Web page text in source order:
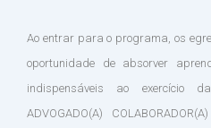
Ao entrar para o programa, os
oportunidade de absorver
indispensáveis ao exercício
ADVOGADO(A)